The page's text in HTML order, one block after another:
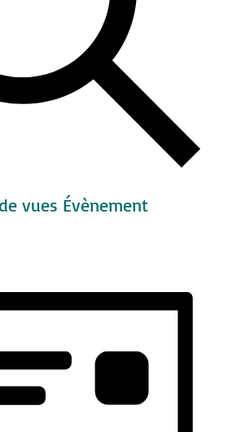
vues Évènement